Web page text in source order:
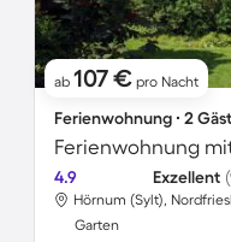
ab 107 € pro Nacht
Ferienwohnung ∙ 2
Ferienwohnung
4.9 Exzellent
Hörnum (Sylt),
Garten